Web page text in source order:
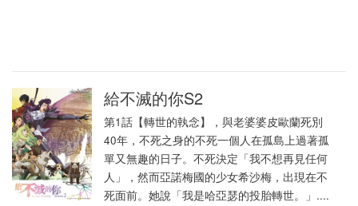
給不滅的你S2
第1話【轉世的執念】，與老婆婆皮歐蘭死別
40年，不死之身的不死一個人在孤島上過著孤
單又無趣的日子。不死決定「我不想再見任何
人」，然而亞諾梅國的少女希沙梅，出現在不
死面前。她說「我是哈亞瑟的投胎轉世。」....